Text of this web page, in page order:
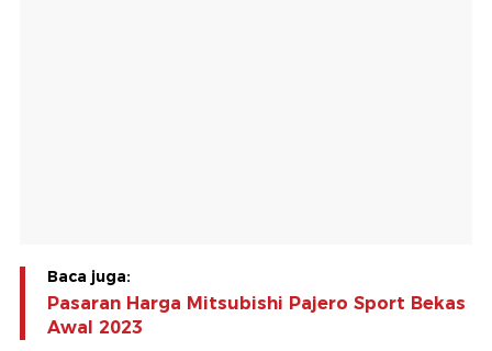
Baca juga:
Pasaran Harga Mitsubishi Pajero Sport Bekas
Awal 2023